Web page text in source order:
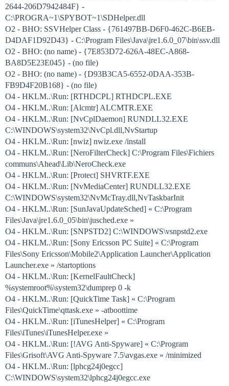
2644-206D7942484F} -
C:\PROGRA~1\SPYBOT~1\SDHelper.dll
O2 - BHO: SSVHelper Class - {761497BB-D6F0-462C-B6EB-
D4DAF1D92D43} - C:\Program Files\Java\jre1.6.0_07\bin\ssv.dll
O2 - BHO: (no name) - {7E853D72-626A-48EC-A868-
BA8D5E23E045} - (no file)
O2 - BHO: (no name) - {D93B3CA5-6552-0DAA-353B-
FB9D4F20B168} - (no file)
O4 - HKLM..\Run: [RTHDCPL] RTHDCPL.EXE
O4 - HKLM..\Run: [Alcmtr] ALCMTR.EXE
O4 - HKLM..\Run: [NvCplDaemon] RUNDLL32.EXE
C:\WINDOWS\system32\NvCpl.dll,NvStartup
O4 - HKLM..\Run: [nwiz] nwiz.exe /install
O4 - HKLM..\Run: [NeroFilterCheck] C:\Program Files\Fichiers
communs\Ahead\Lib\NeroCheck.exe
O4 - HKLM..\Run: [Protect] SHVRTF.EXE
O4 - HKLM..\Run: [NvMediaCenter] RUNDLL32.EXE
C:\WINDOWS\system32\NvMcTray.dll,NvTaskbarInit
O4 - HKLM..\Run: [SunJavaUpdateSched] « C:\Program
Files\Java\jre1.6.0_05\bin\jusched.exe »
O4 - HKLM..\Run: [SNPSTD2] C:\WINDOWS\vsnpstd2.exe
O4 - HKLM..\Run: [Sony Ericsson PC Suite] « C:\Program
Files\Sony Ericsson\Mobile2\Application Launcher\Application
Launcher.exe » /startoptions
O4 - HKLM..\Run: [KernelFaultCheck]
%systemroot%\system32\dumprep 0 -k
O4 - HKLM..\Run: [QuickTime Task] « C:\Program
Files\QuickTime\qttask.exe » -atboottime
O4 - HKLM..\Run: [iTunesHelper] « C:\Program
Files\iTunes\iTunesHelper.exe »
O4 - HKLM..\Run: [!AVG Anti-Spyware] « C:\Program
Files\Grisoft\AVG Anti-Spyware 7.5\avgas.exe » /minimized
O4 - HKLM..\Run: [lphcg24j0egcc]
C:\WINDOWS\system32\lphcg24j0egcc.exe